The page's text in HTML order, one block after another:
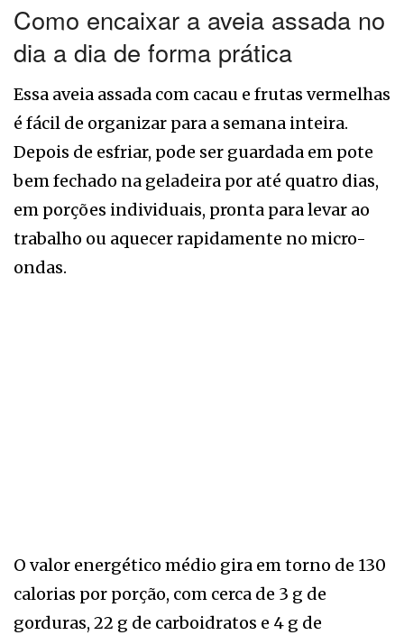
Como encaixar a aveia assada no
dia a dia de forma prática
Essa aveia assada com cacau e frutas vermelhas
é fácil de organizar para a semana inteira.
Depois de esfriar, pode ser guardada em pote
bem fechado na geladeira por até quatro dias,
em porções individuais, pronta para levar ao
trabalho ou aquecer rapidamente no micro-
ondas.
O valor energético médio gira em torno de 130
calorias por porção, com cerca de 3 g de
gorduras, 22 g de carboidratos e 4 g de